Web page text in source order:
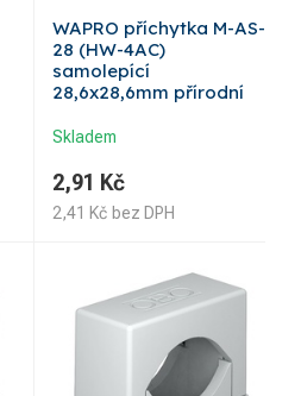
WAPRO příchytka M-AS-
28 (HW-4AC)
samolepící
28,6x28,6mm přírodní
Skladem
2,91 Kč
2,41 Kč bez DPH